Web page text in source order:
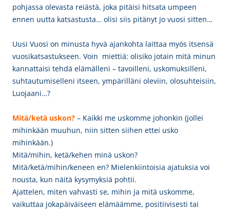
pohjassa olevasta reiästä, joka pitäisi hitsata umpeen
ennen uutta katsastusta… olisi siis pitänyt jo vuosi sitten…
Uusi Vuosi on minusta hyvä ajankohta laittaa myös itsensä
vuosikatsastukseen. Voin miettiä: olisiko jotain mitä minun
kannattaisi tehdä elämälleni – tavoilleni, uskomuksilleni,
suhtautumiselleni itseen, ympärilläni oleviin, olosuhteisiin,
Luojaani…?
Mitä/ketä uskon? – Kaikki me uskomme johonkin (jollei
mihinkään muuhun, niin sitten siihen ettei usko
mihinkään.)
Mitä/mihin, ketä/kehen minä uskon?
Mitä/ketä/mihin/keneen en? Mielenkiintoisia ajatuksia voi
nousta, kun näitä kysymyksiä pohtii.
Ajattelen, miten vahvasti se, mihin ja mitä uskomme,
vaikuttaa jokapäiväiseen elämäämme, positiivisesti tai